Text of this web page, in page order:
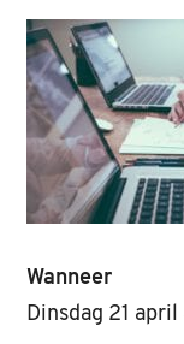
Wanneer
Dinsdag 21